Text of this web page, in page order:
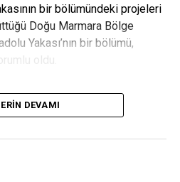
Genel
atandı
bir bölümündeki projeleri
Doğu Marmara Bölge
Yakası’nın bir bölümü,
oldu.
DEVAMI